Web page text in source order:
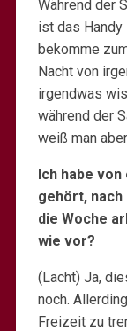
Während der
ist das Handy
bekomme
Nacht von
irgendwas
während der
weiß man
Ich habe
gehört, nach
die Woche
wie vor?
(Lacht) Ja,
noch.
Freizeit zu